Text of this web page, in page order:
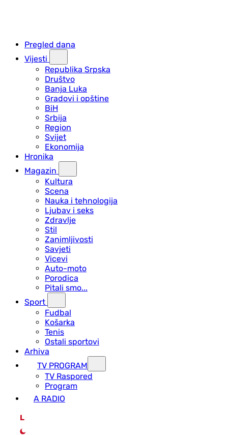
Pregled dana
Vijesti
Republika Srpska
Društvo
Banja Luka
Gradovi i opštine
BiH
Srbija
Region
Svijet
Ekonomija
Hronika
Magazin
Kultura
Scena
Nauka i tehnologija
Ljubav i seks
Zdravlje
Stil
Zanimljivosti
Savjeti
Vicevi
Auto-moto
Porodica
Pitali smo...
Sport
Fudbal
Košarka
Tenis
Ostali sportovi
Arhiva
TV PROGRAM
ТV Raspored
Program
A RADIO
L